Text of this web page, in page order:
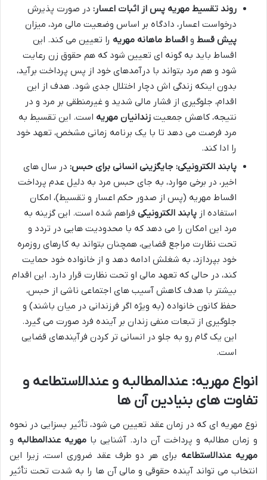
روند تقسیط مهریه پس از اثبات اعسار: در صورت پذیرش
درخواست اعسار، دادگاه بر اساس وضعیت مالی مرد، میزان
پیش قسط و اقساط ماهانه مهریه را تعیین می کند. این
اقساط باید به گونه ای تعیین شود که هم حقوق زن رعایت
شود و هم مرد بتواند با درآمدهای خود از پس پرداخت برآید،
بدون اینکه زندگی اش دچار اختلال جدی شود. هدف از این
اقدام، جلوگیری از فشار مالی شدید و غیرمنطقی بر مرد و در
نتیجه، کاهش جمعیت زندانیان مهریه است. این تقسیط به
مرد فرصت می دهد تا با یک برنامه زمانی مشخص، تعهد خود
را ادا کند.
پابند الکترونیکی: جایگزینی انسانی برای حبس: در سال های
اخیر، در برخی موارد، به جای حبس مرد به دلیل عدم پرداخت
اقساط مهریه (پس از صدور حکم اعسار و تقسیط)، امکان
استفاده از پابند الکترونیکی فراهم شده است. این گزینه به
مرد این امکان را می دهد که با محدودیت هایی در تردد و
تحت نظارت مراجع قضایی، همچنان بتواند به کارهای روزمره
خود بپردازد، به شغلش ادامه دهد و از خانواده خود حمایت
کند، در حالی که تعهد مالی او تحت نظارت قرار دارد. این اقدام
بیشتر با هدف کاهش آسیب های اجتماعی ناشی از حبس،
حفظ کانون خانواده (به ویژه اگر فرزندانی در میان باشند) و
جلوگیری از تبعات منفی زندان بر آینده فرد صورت می گیرد.
این یک گام رو به جلو در انسانی تر کردن فرآیندهای قضایی
است.
انواع مهریه: عندالمطالبه و عندالاستطاعه و
تفاوت های بنیادین آن ها
نوع مهریه ای که در زمان عقد تعیین می شود، تأثیر بسزایی در نحوه
و زمان مطالبه و پرداخت آن دارد. آشنایی با مهریه عندالمطالبه و
مهریه عندالاستطاعه برای هر دو طرف عقد ضروری است، زیرا این
انتخاب می تواند آینده حقوقی و مالی آن ها را به شدت تحت تأثیر